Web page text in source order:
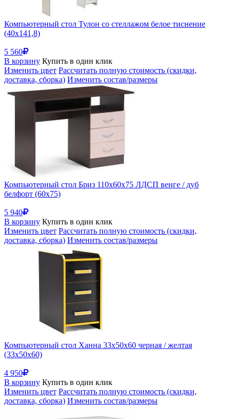
Компьютерный стол Тулон со стеллажом белое тиснение
(40x141,8)
5 560
В корзину Купить в один клик
Изменить цвет Рассчитать полную стоимость (скидки,
доставка, сборка) Изменить состав/размеры
Компьютерный стол Бриз 110х60х75 ЛДСП венге / дуб
белфорт (60x75)
5 940
В корзину Купить в один клик
Изменить цвет Рассчитать полную стоимость (скидки,
доставка, сборка) Изменить состав/размеры
Компьютерный стол Ханна 33х50х60 черная / желтая
(33x50x60)
4 950
В корзину Купить в один клик
Изменить цвет Рассчитать полную стоимость (скидки,
доставка, сборка) Изменить состав/размеры